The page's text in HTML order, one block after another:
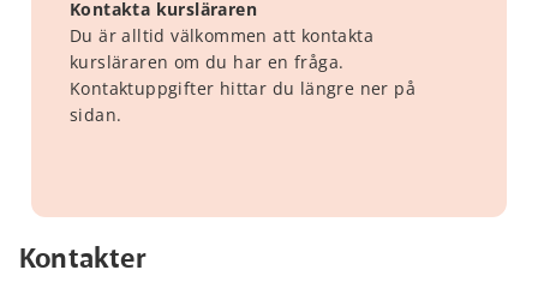
Kontakta kursläraren
Du är alltid välkommen att kontakta
kursläraren om du har en fråga.
Kontaktuppgifter hittar du längre ner på
sidan.
Kontakter